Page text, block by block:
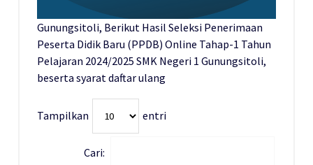
Gunungsitoli, Berikut Hasil Seleksi Penerimaan
Peserta Didik Baru (PPDB) Online Tahap-1 Tahun
Pelajaran 2024/2025 SMK Negeri 1 Gunungsitoli,
beserta syarat daftar ulang
Tampilkan entri
Cari: